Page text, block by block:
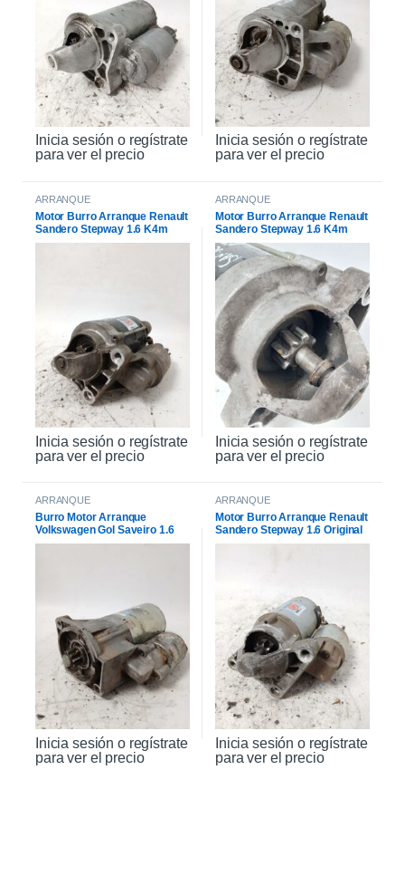
Inicia sesión o regístrate
para ver el precio
Inicia sesión o regístrate
para ver el precio
ARRANQUE
Motor Burro Arranque Renault
Sandero Stepway 1.6 K4m
Original
Inicia sesión o regístrate
para ver el precio
ARRANQUE
Motor Burro Arranque Renault
Sandero Stepway 1.6 K4m
Inicia sesión o regístrate
para ver el precio
ARRANQUE
Burro Motor Arranque
Volkswagen Gol Saveiro 1.6
Inicia sesión o regístrate
para ver el precio
ARRANQUE
Motor Burro Arranque Renault
Sandero Stepway 1.6 Original
Inicia sesión o regístrate
para ver el precio